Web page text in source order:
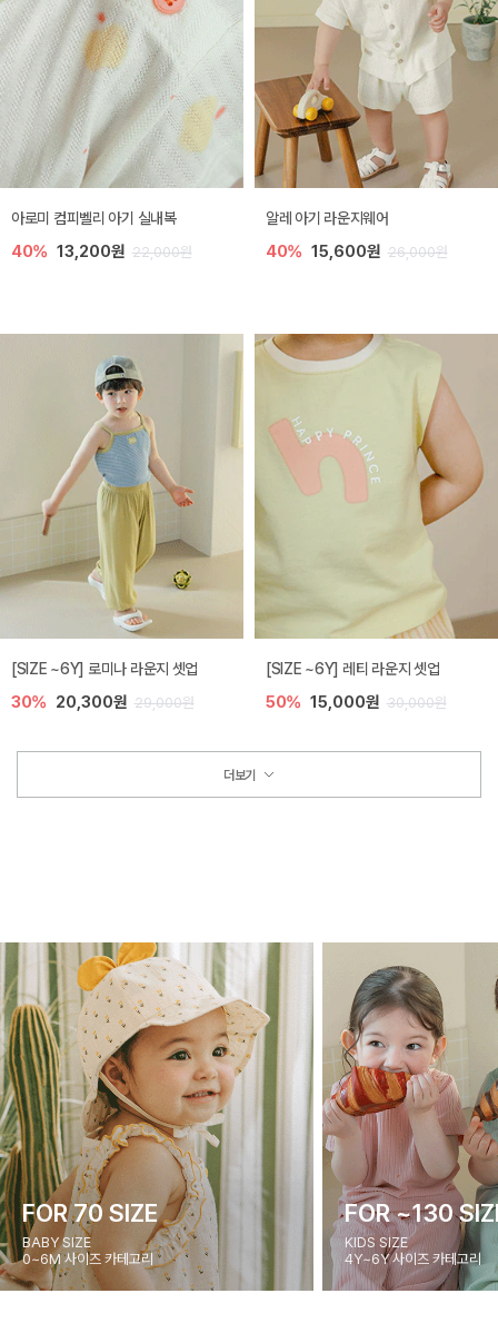
아로미 컴피벨리 아기 실내복
40% 13,200원 22,000원
알레 아기 라운지웨어
40% 15,600원 26,000원
[SIZE ~6Y] 로미나 라운지 셋업
30% 20,300원 29,000원
[SIZE ~6Y] 레티 라운지 셋업
50% 15,000원 30,000원
더보기
FOR 70 SIZE
BABY SIZE
0~6M 사이즈 카테고리
FOR ~130
KIDS SIZE
4Y~6Y 사이즈 카테고리